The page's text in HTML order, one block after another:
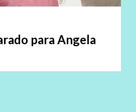
para Angela